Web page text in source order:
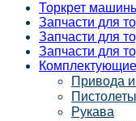
Торкрет
Запчасти для
Запчасти для
Запчасти для
Привода и
Рукава